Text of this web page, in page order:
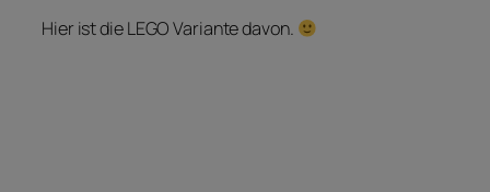
Hier ist die LEGO Variante davon.